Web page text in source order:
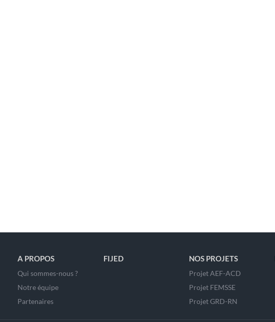
A PROPOS
Qui sommes-nous ?
Notre équipe
Partenaires
FIJED NOS PROJETS
Projet AEF-ACD
Projet FEMSSE
Projet GRD-RN